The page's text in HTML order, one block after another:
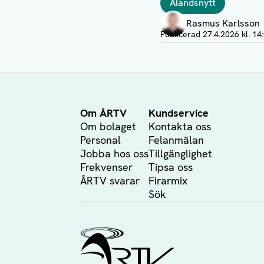
Ålandsnytt
Författare
Rasmus Karlsson
Visa profil
Publicerad 27.4.2026 kl.
Om ÅRTV
Om bolaget
Personal
Jobba hos oss
Frekvenser
ÅRTV svarar
Kundservice
Kontakta oss
Felanmälan
Tillgänglighet
Tipsa oss
Firarmix
Sök
Ålands Radio & TV